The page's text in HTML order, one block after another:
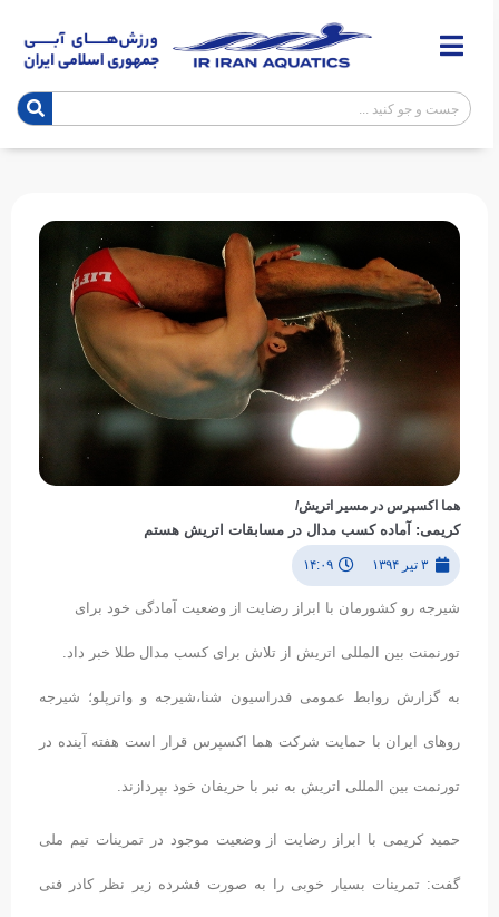
هما اکسپرس در مسیر اتریش/
کریمی: آماده کسب مدال در مسابقات اتریش هستم
۳ تیر ۱۳۹۴ ۱۴:۰۹
شیرجه رو کشورمان با ابراز رضایت از وضعیت آمادگی خود برای
تورنمنت بین المللی اتریش از تلاش برای کسب مدال طلا خبر داد.
به گزارش روابط عمومی فدراسیون شنا،شیرجه و واترپلو؛ شیرجه
روهای ایران با حمایت شرکت هما اکسپرس قرار است هفته آینده در
تورنمت بین المللی اتریش به نبر با حریفان خود بپردازند.
حمید کریمی با ابراز رضایت از وضعیت موجود در تمرینات تیم ملی
گفت: تمرینات بسیار خوبی را به صورت فشرده زیر نظر کادر فنی